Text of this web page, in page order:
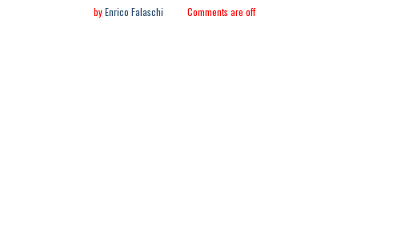
byEnrico Falaschi Comments are off